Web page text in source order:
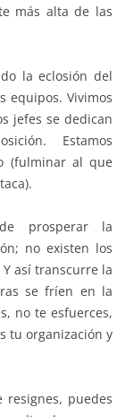
más alta de las
la eclosión del
equipos. Vivimos
jefes se dedican
Estamos
(fulminar al que
prosperar la
no existen los
así transcurre la
se fríen en la
no te esfuerces,
tu organización y
puedes